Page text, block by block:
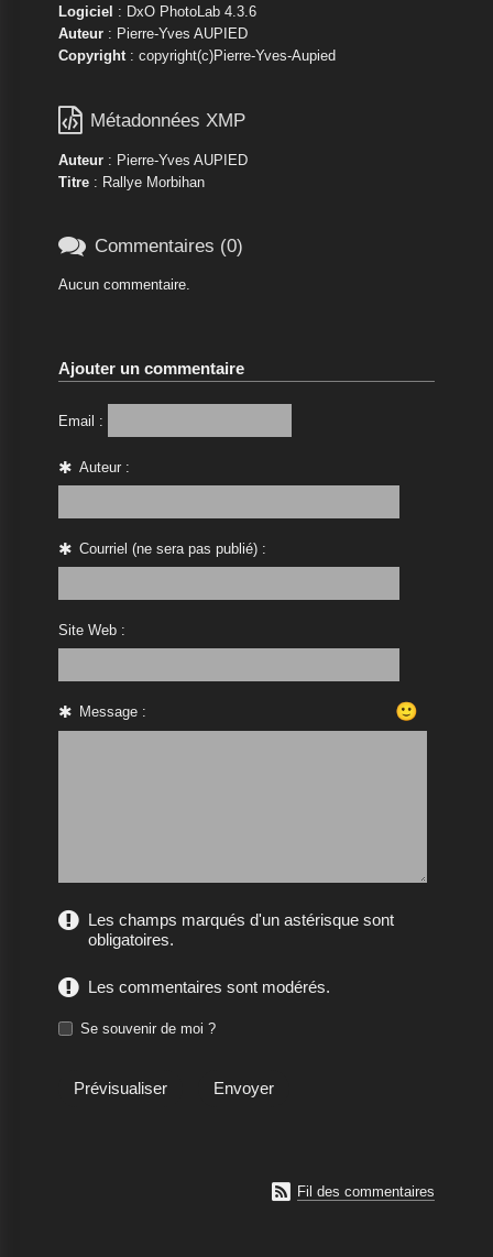
Logiciel : DxO PhotoLab 4.3.6
Auteur: Pierre-Yves AUPIED
Copyright: copyright(c)Pierre-Yves-Aupied
 Métadonnées XMP
Auteur: Pierre-Yves AUPIED
Titre: Rallye Morbihan
 Commentaires (0)
Aucun commentaire.
Ajouter un commentaire
Email :
Auteur :
Courriel (ne sera pas publié) :
Site Web :
Message : 🙂
Les champs marqués d'un astérisque sont
obligatoires.
Les commentaires sont modérés.
Se souvenir de moi ?
 Fil des commentaires